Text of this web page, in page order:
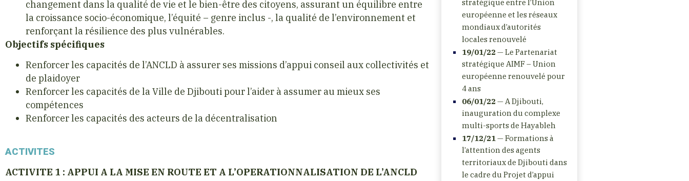
changement dans la qualité de vie et le bien-être des citoyens, assurant un équilibre entre
la croissance socio-économique, l’équité – genre inclus -, la qualité de l’environnement et
renforçant la résilience des plus vulnérables.
Objectifs spécifiques
Renforcer les capacités de l’ANCLD à assurer ses missions d’appui conseil aux collectivités et
de plaidoyer
Renforcer les capacités de la Ville de Djibouti pour l’aider à assumer au mieux ses
compétences
Renforcer les capacités des acteurs de la décentralisation
ACTIVITES
ACTIVITE 1 : APPUI A LA MISE EN ROUTE ET A L’OPERATIONNALISATION DE L’ANCLD
stratégique entre l’Union
européenne et les réseaux
mondiaux d’autorités
locales renouvelé
19/01/22 — Le Partenariat
stratégique AIMF – Union
européenne renouvelé pour
4 ans
06/01/22 — A Djibouti,
inauguration du complexe
multi-sports de Hayableh
17/12/21— Formations à
l’attention des agents
territoriaux de Djibouti dans
le cadre du Projet d’appui